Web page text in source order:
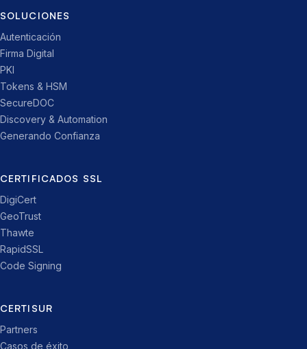
SOLUCIONES
Autenticación
Firma Digital
PKI
Tokens & HSM
SecureDOC
Discovery & Automation
Generando Confianza
CERTIFICADOS SSL
DigiCert
GeoTrust
Thawte
RapidSSL
Code Signing
CERTISUR
Partners
Casos de éxito